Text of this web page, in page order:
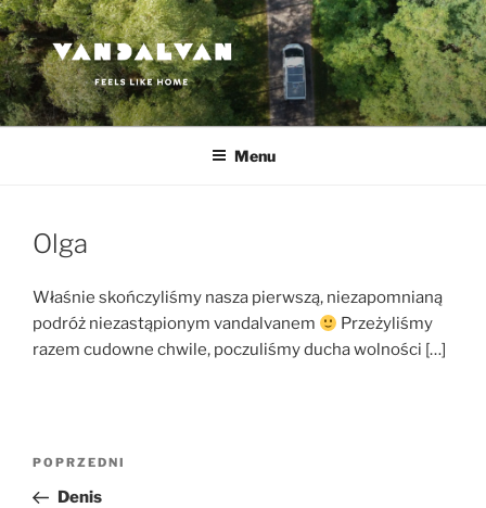
Przejdź
do
treści
VANDALVAN
Feels like home
Menu
Olga
Właśnie skończyliśmy nasza pierwszą, niezapomnianą
podróż niezastąpionym vandalvanem
Przeżyliśmy
razem cudowne chwile, poczuliśmy ducha wolności […]
Nawigacja
Poprzedni
wpis
POPRZEDNI
Denis